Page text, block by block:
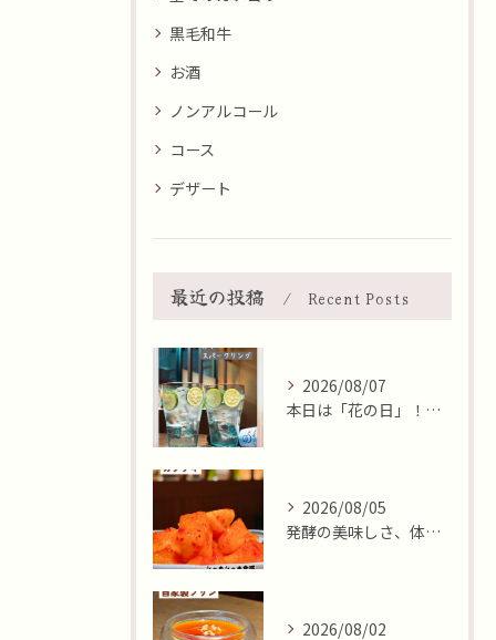
黒毛和牛
お酒
ノンアルコール
コース
デザート
最近の投稿 Recent Posts
2026/08/07
本日は「花の日」！そんな日に、焼肉 牛炭の桜ユッケで華やかに...
2026/08/05
発酵の美味しさ、体験しませんか？🧄
2026/08/02